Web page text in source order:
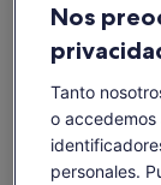
Es
Opinar
Qué
Nos
Tanto
o
personales.